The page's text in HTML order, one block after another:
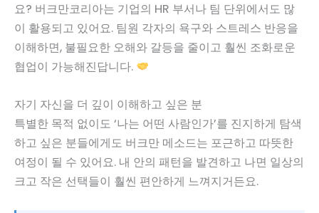
요? 버크만코리아는 기업의 HR 부서나 팀 단위에서도 많
이 활용되고 있어요. 팀원 각자의 욕구와 스트레스 반응을
이해하면, 불필요한 오해와 갈등을 줄이고 훨씬 조화로운
협업이 가능해진답니다.
자기 자신을 더 깊이 이해하고 싶은 분
특별한 목적 없이도 ‘나는 어떤 사람인가’를 진지하게 탐색
하고 싶은 분들에게도 버크만 메소드는 포근하고 따뜻한
여정이 될 수 있어요. 내 안의 패턴을 발견하고 나면 일상의
크고 작은 선택들이 훨씬 편안하게 느껴지거든요.